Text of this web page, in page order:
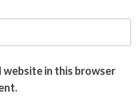
website in this browser